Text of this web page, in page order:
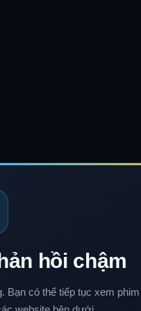
hồi chậm
Bạn có thể tiếp tục xem